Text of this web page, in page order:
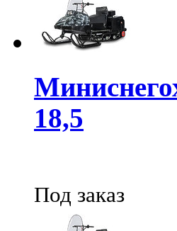
18,5
Под заказ